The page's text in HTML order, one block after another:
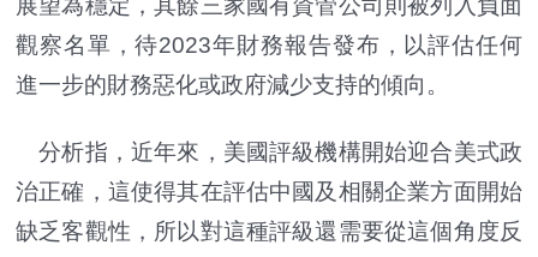
展望為穩定，其餘三家國有資管公司則被列入負面
觀察名單，待2023年財務報告發布，以評估任何
進一步的財務惡化或政府減少支持的傾向。
分析指，近年來，美國評級機構開始迎合美式政
治正確，這使得其在評估中國及相關企業方面開始
缺乏客觀性，所以對這種評級還需要從這個角度反